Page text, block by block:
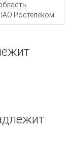
Ростелеком